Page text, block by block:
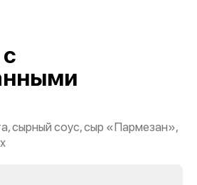
сырный соус, сыр «Пармезан»,